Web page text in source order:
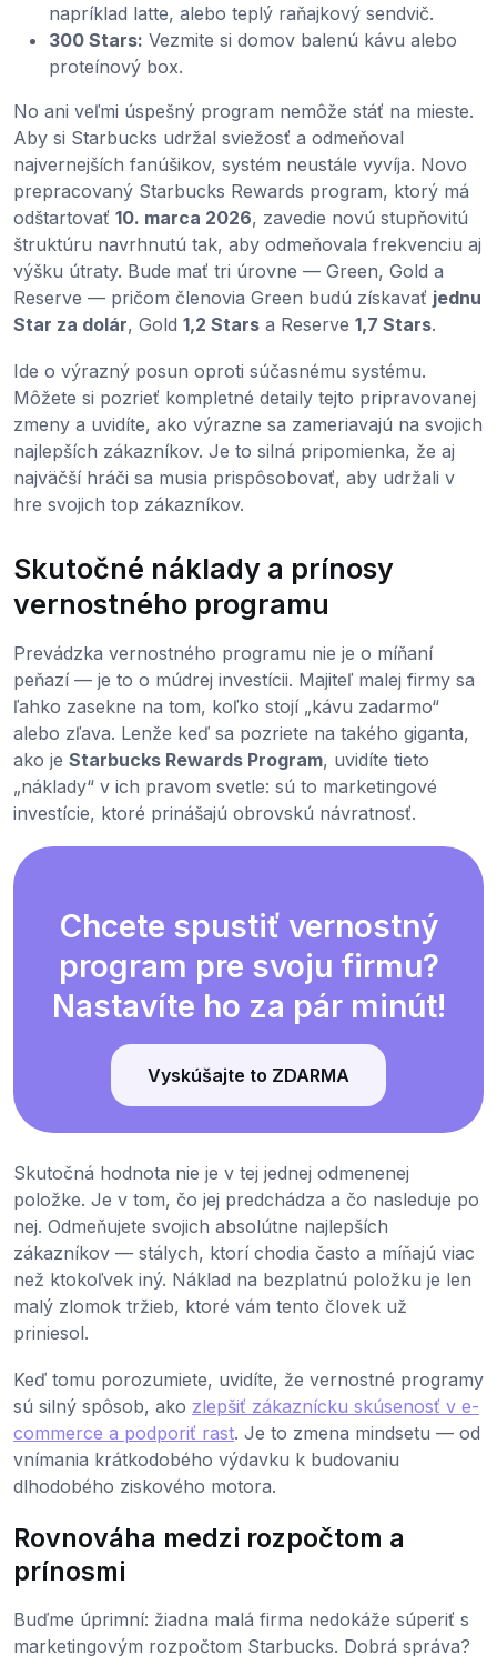
napríklad latte, alebo teplý raňajkový sendvič.
300 Stars: Vezmite si domov balenú kávu alebo
proteínový box.
No ani veľmi úspešný program nemôže stáť na mieste.
Aby si Starbucks udržal sviežosť a odmeňoval
najvernejších fanúšikov, systém neustále vyvíja. Novo
prepracovaný Starbucks Rewards program, ktorý má
odštartovať 10. marca 2026, zavedie novú stupňovitú
štruktúru navrhnutú tak, aby odmeňovala frekvenciu aj
výšku útraty. Bude mať tri úrovne — Green, Gold a
Reserve — pričom členovia Green budú získavať jednu
Star za dolár, Gold 1,2 Stars a Reserve 1,7 Stars.
Ide o výrazný posun oproti súčasnému systému.
Môžete si pozrieť kompletné detaily tejto pripravovanej
zmeny a uvidíte, ako výrazne sa zameriavajú na svojich
najlepších zákazníkov. Je to silná pripomienka, že aj
najväčší hráči sa musia prispôsobovať, aby udržali v
hre svojich top zákazníkov.
Skutočné náklady a prínosy
vernostného programu
Prevádzka vernostného programu nie je o míňaní
peňazí — je to o múdrej investícii. Majiteľ malej firmy sa
ľahko zasekne na tom, koľko stojí „kávu zadarmo“
alebo zľava. Lenže keď sa pozriete na takého giganta,
ako je Starbucks Rewards Program, uvidíte tieto
„náklady“ v ich pravom svetle: sú to marketingové
investície, ktoré prinášajú obrovskú návratnosť.
Chcete spustiť vernostný
program pre svoju firmu?
Nastavíte ho za pár minút!
Vyskúšajte to ZDARMA
Skutočná hodnota nie je v tej jednej odmenenej
položke. Je v tom, čo jej predchádza a čo nasleduje po
nej. Odmeňujete svojich absolútne najlepších
zákazníkov — stálych, ktorí chodia často a míňajú viac
než ktokoľvek iný. Náklad na bezplatnú položku je len
malý zlomok tržieb, ktoré vám tento človek už
priniesol.
Keď tomu porozumiete, uvidíte, že vernostné programy
sú silný spôsob, ako zlepšiť zákaznícku skúsenosť v e-
commerce a podporiť rast. Je to zmena mindsetu — od
vnímania krátkodobého výdavku k budovaniu
dlhodobého ziskového motora.
Rovnováha medzi rozpočtom a
prínosmi
Buďme úprimní: žiadna malá firma nedokáže súperiť s
marketingovým rozpočtom Starbucks. Dobrá správa?